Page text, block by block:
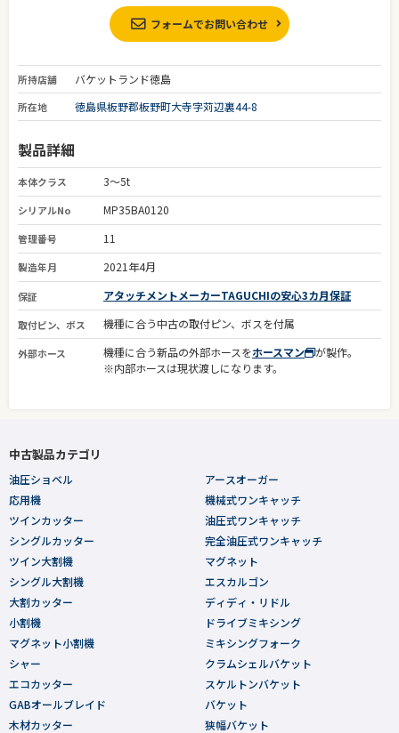
フォームでお問い合わせ
所持店舗 バケットランド徳島
所在地 徳島県板野郡板野町大寺字苅辺裏44-8
製品詳細
本体クラス 3～5t
シリアルNo MP35BA0120
管理番号 11
製造年月 2021年4月
保証 アタッチメントメーカーTAGUCHIの安心3カ月保証
取付ピン、ボス 機種に合う中古の取付ピン、ボスを付属
外部ホース 機種に合う新品の外部ホースをホースマン
が製作。
※内部ホースは現状渡しになります。
中古製品カテゴリ
油圧ショベル
応用機
ツインカッター
シングルカッター
ツイン大割機
シングル大割機
大割カッター
小割機
マグネット小割機
シャー
エコカッター
GABオールブレイド
木材カッター
アースオーガー
機械式ワンキャッチ
油圧式ワンキャッチ
完全油圧式ワンキャッチ
マグネット
エスカルゴン
ディディ・リドル
ドライブミキシング
ミキシングフォーク
クラムシェルバケット
スケルトンバケット
バケット
狭幅バケット